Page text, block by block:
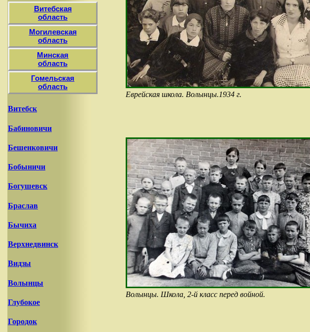
Витебская
область
Могилевская
область
Минская
область
Гомельская
область
Витебск
Бабиновичи
Бешенковичи
Бобыничи
Богушевск
Браслав
Бычиха
Верхнедвинск
Видзы
Волынцы
Глубокое
Городок
Еврейская школа. Волынцы.1934 г.
Волынцы. Школа, 2-й класс перед войной.